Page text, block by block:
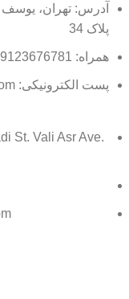
آدرس: تهران، یوسف
پلاک 34
همراه: 09123676781
پست الکترونیکی: hashtagdigitalstore@gmail.com
St. Vali Asr Ave.